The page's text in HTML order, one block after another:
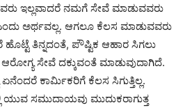
ಇಲ್ಲವಾದರೆ ನಮಗೆ ಸೇವೆ ಮಾಡುವವರು
ಅರ್ಥವಲ್ಲ. ಆಗಲೂ ಕೆಲಸ ಮಾಡುವವರು
ತಿನ್ನದಂತೆ, ಪೌಷ್ಟಿಕ ಆಹಾರ ಸಿಗಲು
ಸೇವೆ ದಕ್ಕುವಂತೆ ಮಾಡುವುದಾಗಿದೆ.
ಕಾರ್ಮಿಕರಿಗೆ ಕೆಲಸ ಸಿಗುತ್ತಿಲ್ಲ.
ಸಮುದಾಯವು ಮುದುಕರಾಗುತ್ತ